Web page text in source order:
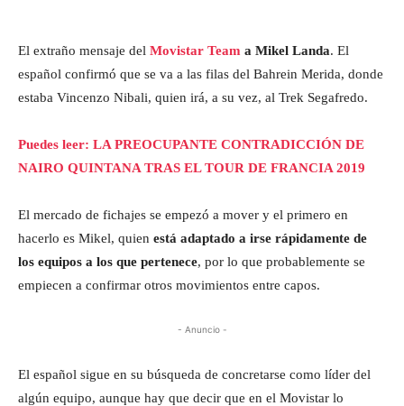
El extraño mensaje del Movistar Team a Mikel Landa. El
español confirmó que se va a las filas del Bahrein Merida, donde
estaba Vincenzo Nibali, quien irá, a su vez, al Trek Segafredo.
Puedes leer: LA PREOCUPANTE CONTRADICCIÓN DE
NAIRO QUINTANA TRAS EL TOUR DE FRANCIA 2019
El mercado de fichajes se empezó a mover y el primero en
hacerlo es Mikel, quien está adaptado a irse rápidamente de
los equipos a los que pertenece, por lo que probablemente se
empiecen a confirmar otros movimientos entre capos.
- Anuncio -
El español sigue en su búsqueda de concretarse como líder del
algún equipo, aunque hay que decir que en el Movistar lo